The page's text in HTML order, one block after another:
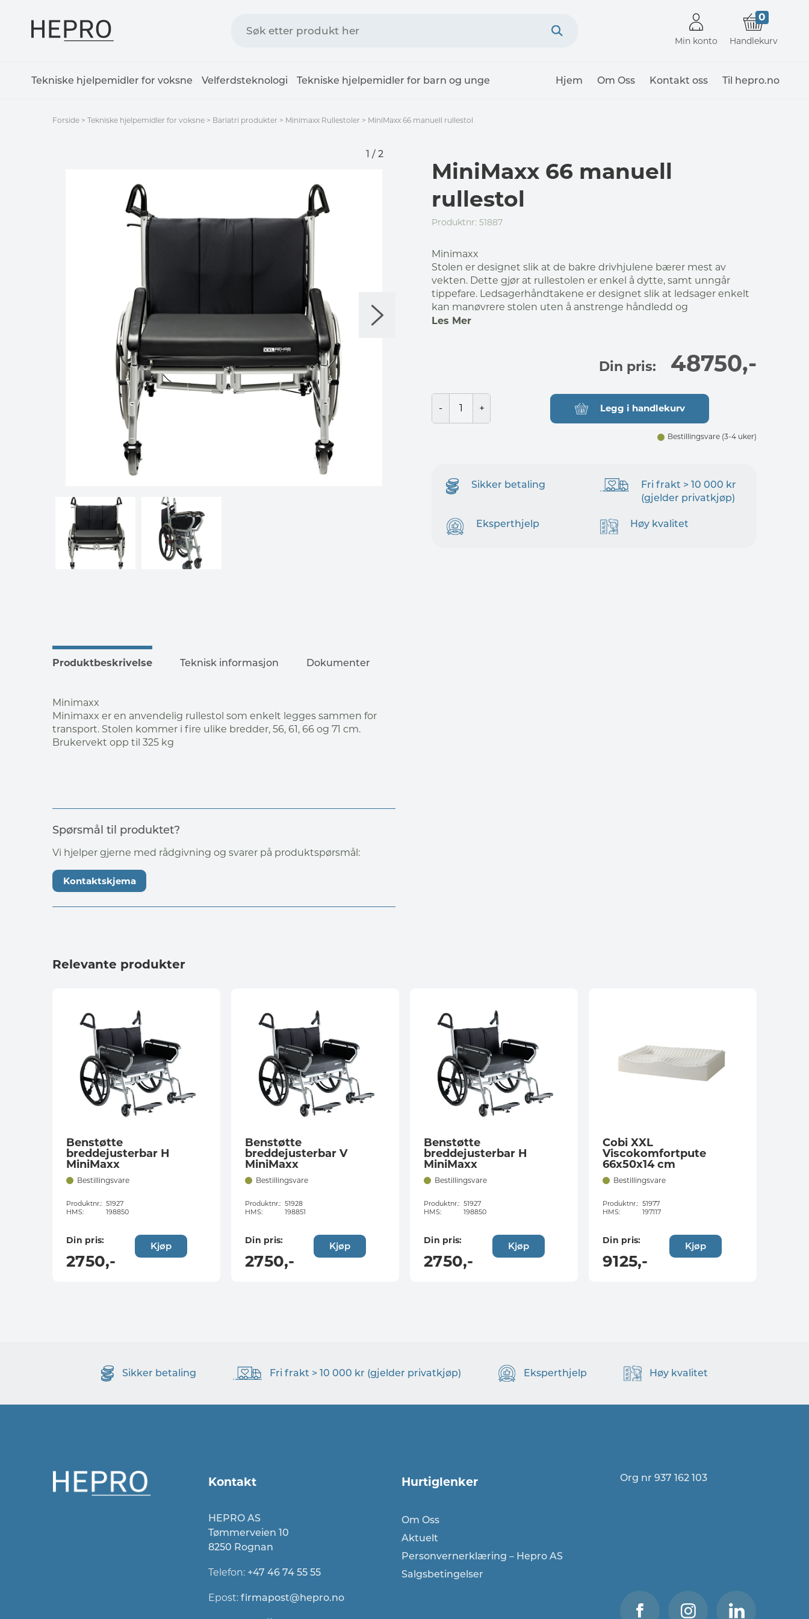
Min konto
0
Handlekurv
Tekniske hjelpemidler for voksne Velferdsteknologi Tekniske hjelpemidler for barn og unge Hjem Om Oss Kontakt oss Til hepro.no
Forside > Tekniske hjelpemidler for voksne > Bariatri produkter > Minimaxx Rullestoler > MiniMaxx 66 manuell rullestol
1 / 2
MiniMaxx 66 manuell
rullestol
Produktnr: 51887
Minimaxx
Stolen er designet slik at de bakre drivhjulene bærer mest av
vekten. Dette gjør at rullestolen er enkel å dytte, samt unngår
tippefare. Ledsagerhåndtakene er designet slik at ledsager enkelt
kan manøvrere stolen uten å anstrenge håndledd og
Les Mer
Din pris: 48750,-
Legg i handlekurv
Bestillingsvare (3-4 uker)
Sikker betaling
Fri frakt > 10 000 kr
(gjelder privatkjøp)
Eksperthjelp Høy kvalitet
Produktbeskrivelse Teknisk informasjon Dokumenter
Minimaxx
Minimaxx er en anvendelig rullestol som enkelt legges sammen for
transport. Stolen kommer i fire ulike bredder, 56, 61, 66 og 71 cm.
Brukervekt opp til 325 kg
Spørsmål til produktet?
Vi hjelper gjerne med rådgivning og svarer på produktspørsmål:
Kontaktskjema
Relevante produkter
Benstøtte
breddejusterbar H
MiniMaxx
Bestillingsvare
Produktnr.: 51927
HMS:
198850
Din pris:
2750,-
Kjøp
Benstøtte
breddejusterbar V
MiniMaxx
Bestillingsvare
Produktnr.: 51928
HMS:
198851
Din pris:
2750,-
Kjøp
Benstøtte
breddejusterbar H
MiniMaxx
Bestillingsvare
Produktnr.: 51927
HMS:
198850
Din pris:
2750,-
Kjøp
Cobi XXL
Viscokomfortpute
66x50x14 cm
Bestillingsvare
Produktnr.: 51977
HMS:
197117
Din pris:
9125,-
Kjøp
Sikker betaling Fri frakt > 10 000 kr (gjelder privatkjøp) Eksperthjelp Høy kvalitet
Kontakt
HEPRO AS
Tømmerveien 10
8250 Rognan
Telefon: +47 46 74 55 55
Epost: firmapost@hepro.no​​
Hurtiglenker
Om Oss
Aktuelt
Personvernerklæring – Hepro AS
Salgsbetingelser
Org nr 937 162 103